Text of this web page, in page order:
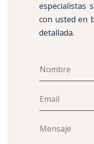
especialistas
con usted en
detallada.